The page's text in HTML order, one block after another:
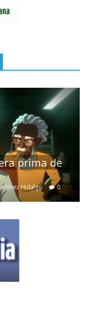
,
sueco de
febrero, 2026 Julio